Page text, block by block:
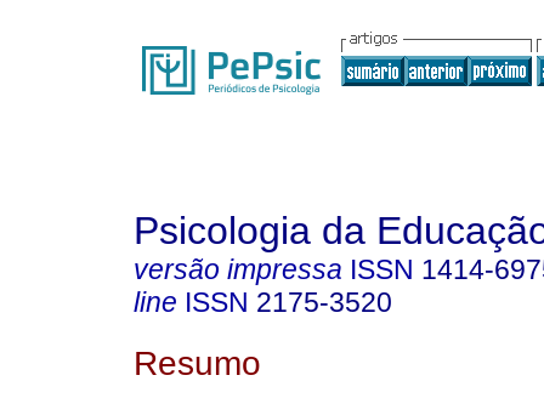
Psicologia da
versão impressa ISSN 1414-
line ISSN 2175-3520
Resumo